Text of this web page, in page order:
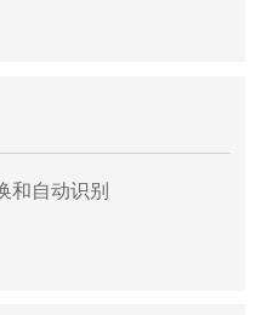
和自动识别